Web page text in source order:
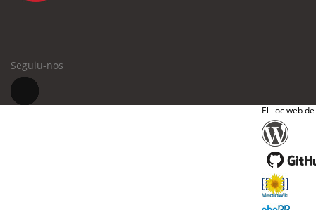
Seguiu-nos
El lloc web